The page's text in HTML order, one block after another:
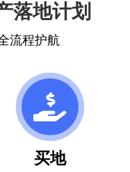
落地计划
流程护航
买地